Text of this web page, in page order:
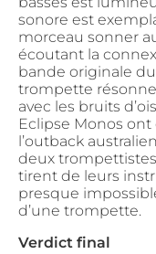
sonore est
morceau sonner
écoutant la
bande originale
trompette
avec les bruits
Eclipse Monos
l’outback
deux
tirent de leurs
presque
d’une trompette.
Verdict final